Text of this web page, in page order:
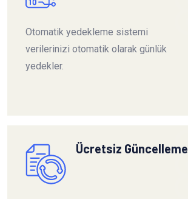
Otomatik yedekleme sistemi
verilerinizi otomatik olarak günlük
yedekler.
Ücretsiz Güncelleme